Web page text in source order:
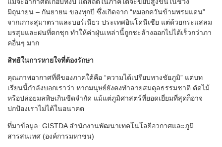
มิถุนายน – กันยายน ของทุกปี ซึ่งเกิดจาก “หมอกควันข้ามพรมแดน”
จากเกาะสุมาตราและบอร์เนียว ประเทศอินโดนีเซีย แต่ด้วยกระแสลม
มรสุมและฝนที่ตกชุก ทำให้ค่าฝุ่นเหล่านี้ถูกชะล้างออกไปได้เร็วกว่าภา
คอื่นๆ มาก
สิทธิในการหายใจที่ต้องรักษา
คุณภาพอากาศที่ดีของภาคใต้คือ “ความได้เปรียบทางชัยภูมิ” แต่บท
เรียนนี้กำลังบอกเราว่า หากมนุษย์ยังคงทำลายสมดุลธรรมชาติ ตัดไม้
หรือปล่อยมลพิษเกินขีดจำกัด แม้แต่ภูมิศาสตร์ที่ยอดเยี่ยมที่สุดก็อาจ
ปกป้องเราไม่ได้ในอนาคต
ที่มาข้อมูล: GISTDA สำนักงานพัฒนาเทคโนโลยีอวกาศและภูมิ
สารสนเทศ (องค์การมหาชน)